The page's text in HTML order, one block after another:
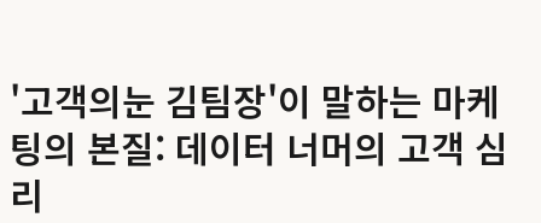
'고객의눈 김팀장'이 말하는 마케
팅의 본질: 데이터 너머의 고객 심
리